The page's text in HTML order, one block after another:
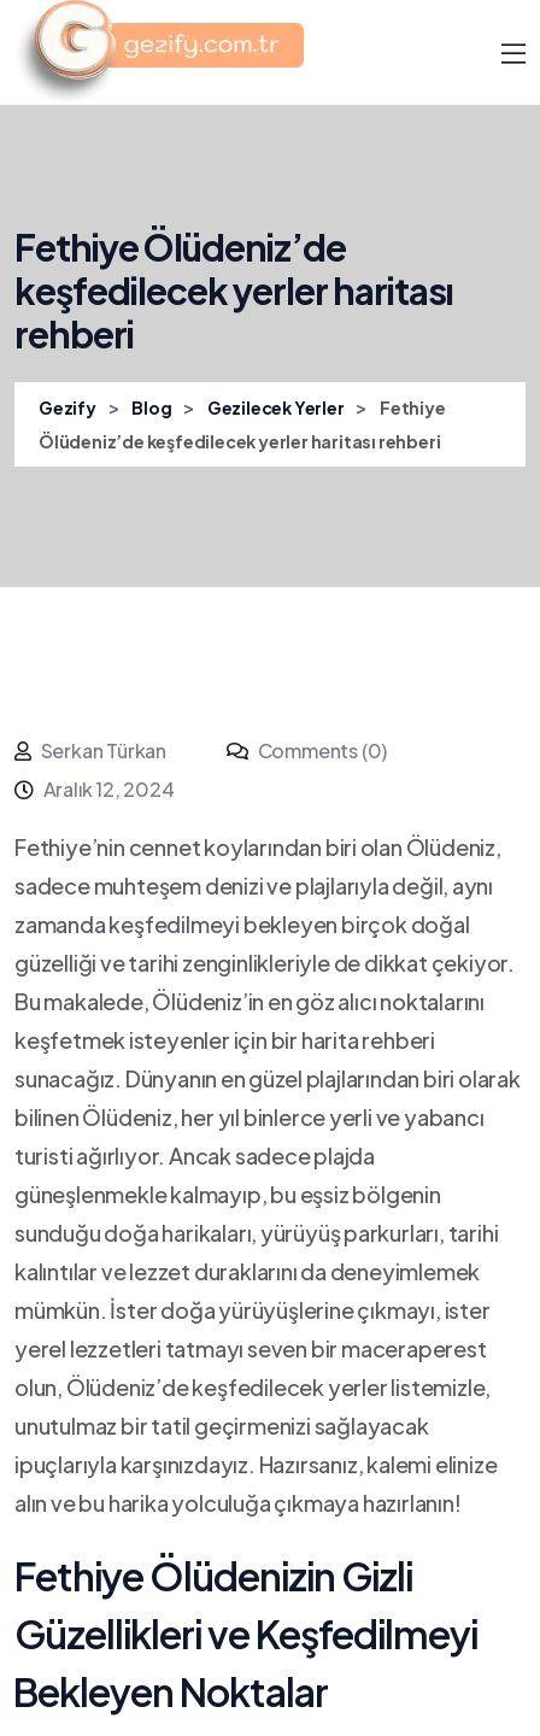
Fethiye Ölüdeniz’de
keşfedilecek yerler haritası
rehberi
Gezify > Blog > Gezilecek Yerler >
Fethiye
Ölüdeniz’de keşfedilecek yerler haritası rehberi
Serkan Türkan
Comments (0)
Aralık 12, 2024
Fethiye’nin‌ cennet koylarından biri⁤ olan Ölüdeniz,
‌sadece muhteşem denizi ve plajlarıyla değil,⁤ aynı
zamanda keşfedilmeyi bekleyen birçok doğal
güzelliği ve tarihi zenginlikleriyle de dikkat çekiyor.
Bu makalede, Ölüdeniz’in ⁣en göz alıcı noktalarını
keşfetmek ⁢isteyenler için ‌bir harita rehberi
sunacağız. Dünyanın⁤ en ⁢güzel⁤ plajlarından biri olarak
bilinen Ölüdeniz, her yıl binlerce⁢ yerli ve yabancı
⁢turisti ağırlıyor. Ancak‌ sadece ⁤plajda
güneşlenmekle kalmayıp, bu eşsiz bölgenin
sunduğu doğa‍ harikaları,⁤ yürüyüş ⁣parkurları, tarihi
kalıntılar ve lezzet duraklarını⁣ da deneyimlemek ​
mümkün. İster​ doğa​ yürüyüşlerine çıkmayı, ister
‍yerel lezzetleri ​tatmayı ‍seven ‍bir maceraperest
olun, Ölüdeniz’de keşfedilecek yerler listemizle,
unutulmaz bir tatil geçirmenizi sağlayacak
ipuçlarıyla karşınızdayız. Hazırsanız, kalemi elinize
alın ve bu‍ harika yolculuğa çıkmaya hazırlanın!
Fethiye Ölüdenizin Gizli
Güzellikleri ve Keşfedilmeyi
⁤Bekleyen Noktalar